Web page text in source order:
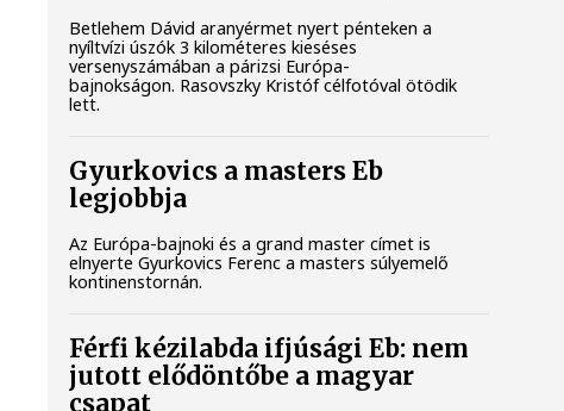
Betlehem Dávid aranyérmet nyert pénteken a
nyíltvízi úszók 3 kilométeres kieséses
versenyszámában a párizsi Európa-
bajnokságon. Rasovszky Kristóf célfotóval ötödik
lett.
Gyurkovics a masters Eb
legjobbja
Az Európa-bajnoki és a grand master címet is
elnyerte Gyurkovics Ferenc a masters súlyemelő
kontinenstornán.
Férfi kézilabda ifjúsági Eb: nem
jutott elődöntőbe a magyar
csapat